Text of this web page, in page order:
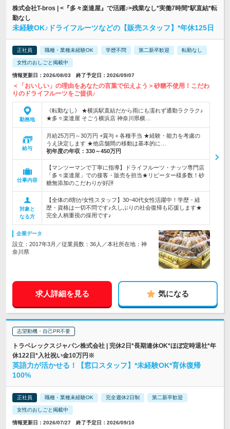
株式会社T-bros | <『多々楽達屋』で活躍♪>残業なし*実働7時間*駅直結*転
勤なし
未経験OK♪ドライフルーツなどの【販売スタッフ】*年休125日
正社員 職種・業種未経験OK 学歴不問 第二新卒歓迎 転勤なし
女性のおしごと掲載中
情報更新日：2026/08/03 終了予定日：2026/09/07
＜「おいしい」の理由をあなたの言葉で伝えよう＞砂糖不使用！こだわ
りのドライフルーツをご提供♪
勤務地
《転勤なし》 ★横浜駅直結だから雨にも濡れず通勤ラクラク♪
★多々楽達屋 そごう横浜店 神奈川県横…
給与
月給25万円～30万円 +賞与＋各種手当 ★経験・能力を考慮の
うえ決定します ★他店舗間の移動は基本的に…
初年度の年収： 330～450万円
仕事内容
【マンツーマンで丁寧に指導】ドライフルーツ・ナッツ専門店
「多々楽達屋」での接客・販売を担当★リピーター様多数！砂
糖無添加のこだわりが好評
対象と
なる方
【全体の8割が女性スタッフ】30~40代女性活躍中！学歴・経
歴・資格は一切不問です♪久しぶりの社会復帰も応援します★
完全人柄重視の採用です♪
企業データ
設立：2017年3月／従業員数：36人／本社所在地：神
奈川県
求人詳細を見る 気になる
志望動機・自己PR不要
トラベレックスジャパン株式会社 | 完休2日*長期連休OK*ほぼ定時退社*年
休122日*入社祝い金10万円※
英語力が活かせる！【窓口スタッフ】*未経験OK*育休復帰
100%
正社員 職種・業種未経験OK 完全週休2日制 第二新卒歓迎
女性のおしごと掲載中
情報更新日：2026/07/27 終了予定日：2026/09/10